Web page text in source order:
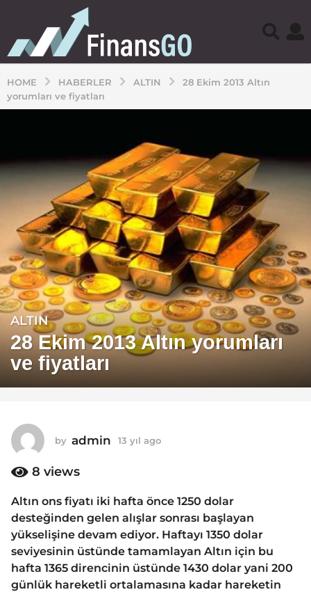
HOME HABERLER ALTIN
28 Ekim 2013 Altın
yorumları ve fiyatları
1
3
y
ı
l
o
1
3
ı
l
a
g
o
ALTIN
28 Ekim 2013 Altın yorumları
ve fiyatları
by admin 13 yıl ago
a
g
o
8 views
Altın ons fiyatı iki hafta önce 1250 dolar
desteğinden gelen alışlar sonrası başlayan
yükselişine devam ediyor. Haftayı 1350 dolar
seviyesinin üstünde tamamlayan Altın için bu
hafta 1365 direncinin üstünde 1430 dolar yani 200
günlük hareketli ortalamasına kadar hareketin